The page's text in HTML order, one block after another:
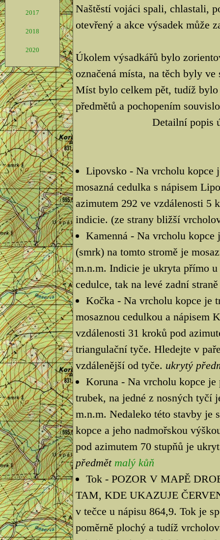
2017
2018
2020
Naštěstí vojáci spali, chlastali,
otevřený a akce výsadek může
Úkolem výsadkářů bylo
označená místa, na těch byly
Míst bylo celkem pět, tudíž
předmětů a pochopením
Detailní popis
Lipovsko - Na vrcholu kopce
mosazná cedulka s nápisem
azimutem 292 ve vzdálenosti 5
indicie. (ze strany bližší
Kamenná - Na vrcholu
(smrk) na tomto stromě je
m.n.m. Indicie je ukryta přímo
cedulce, tak na levé zadní
Kočka - Na vrcholu kopce je
mosaznou cedulkou a nápisem
vzdálenosti 31 kroků pod
triangulační tyče. Hledejte v
vzdálenější od tyče. ukrytý
Koruna - Na vrcholu kopce je
trubek, na jedné z nosných tyčí
m.n.m. Nedaleko této stavby je
kopce a jeho nadmořskou
pod azimutem 70 stupňů je
předmět malý kůň
Tok - POZOR V MAPĚ
TAM, KDE UKAZUJE
v tečce u nápisu 864,9. Tok je
poměrně plochý a tudíž